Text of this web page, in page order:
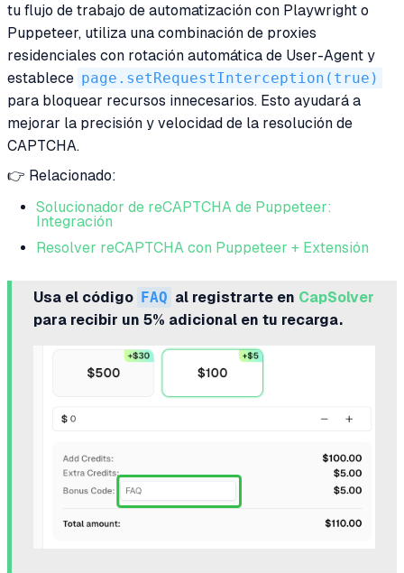
tu flujo de trabajo de automatización con Playwright o
Puppeteer, utiliza una combinación de proxies
residenciales con rotación automática de User-Agent y
establece page.setRequestInterception(true)
para bloquear recursos innecesarios. Esto ayudará a
mejorar la precisión y velocidad de la resolución de
CAPTCHA.
👉 Relacionado:
Solucionador de reCAPTCHA de Puppeteer:
Integración
Resolver reCAPTCHA con Puppeteer + Extensión
Usa el código FAQ al registrarte en CapSolver
para recibir un 5% adicional en tu recarga.